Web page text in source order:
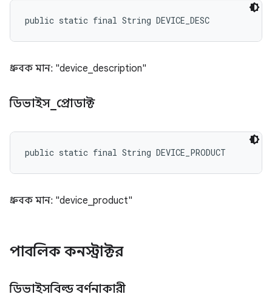
public static final String DEVICE_DESC
ধ্রুবক মান: "device_description"
ডিভাইস প্রোডাক্ট
public static final String DEVICE_PRODUCT
ধ্রুবক মান: "device_product"
পাবলিক কনস্ট্রাক্টর
ডিভাইসবিল্ড বর্ণনাকারী